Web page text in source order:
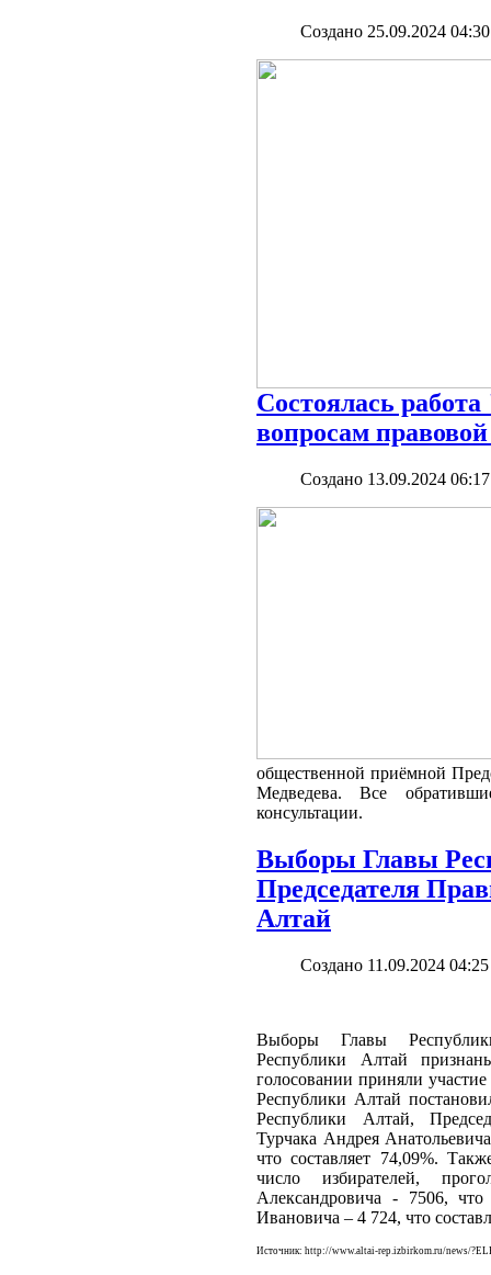
Создано 25.09.2024 04:30
Состоялась
вопросам
Создано 13.09.2024 06:17
общественной приёмной
Медведева. Все
консультации.
Выборы Главы
Председателя
Алтай
Создано 11.09.2024 04:25
Выборы Главы
Республики Алтай
голосовании приняли
Республики Алтай
Республики Алтай,
Турчака Андрея
что составляет 74,09%.
число избирателей,
Александровича - 7506,
Ивановича – 4 724, что
Источник: http://www.altai-rep.izbirkom.ru/news/